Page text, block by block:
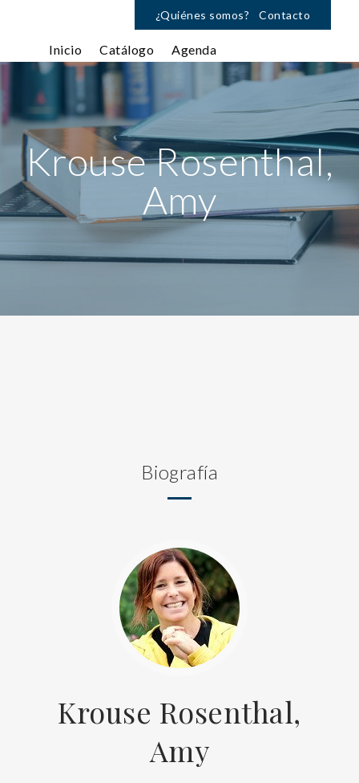
¿Quiénes somos? Contacto
Inicio Catálogo Agenda
Krouse Rosenthal,
Amy
Biografía
Krouse Rosenthal,
Amy